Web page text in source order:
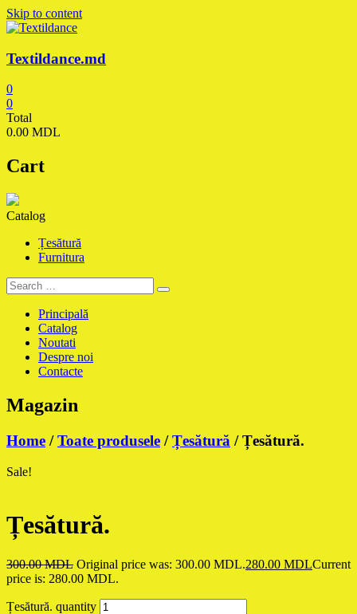
Skip to content
Textildance.md
0
0
Total
0.00 MDL
Cart
Catalog
Țesătură
Furnitura
Principală
Catalog
Noutati
Despre noi
Contacte
Magazin
Home /Toate produsele /Țesătură / Țesătură.
Sale!
Țesătură.
300.00MDL Original price was: 300.00 MDL.280.00 MDLCurrent
price is: 280.00 MDL.
Țesătură. quantity